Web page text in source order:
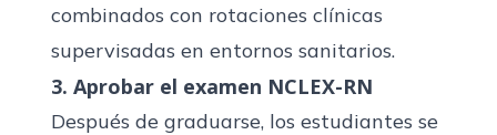
combinados con rotaciones clínicas
supervisadas en entornos sanitarios.
3. Aprobar el examen NCLEX-RN
Después de graduarse, los estudiantes se